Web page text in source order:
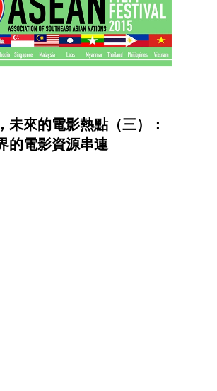
未來的電影熱點（三）：
的電影資源串連